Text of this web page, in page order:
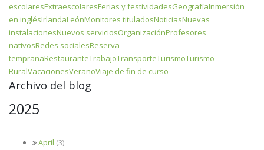
escolaresExtraescolaresFerias y festividadesGeografíaInmersión
en inglésIrlandaLeónMonitores tituladosNoticiasNuevas
instalacionesNuevos serviciosOrganizaciónProfesores
nativosRedes socialesReserva
tempranaRestauranteTrabajoTransporteTurismoTurismo
RuralVacacionesVeranoViaje de fin de curso
Archivo del blog
2025
April (3)